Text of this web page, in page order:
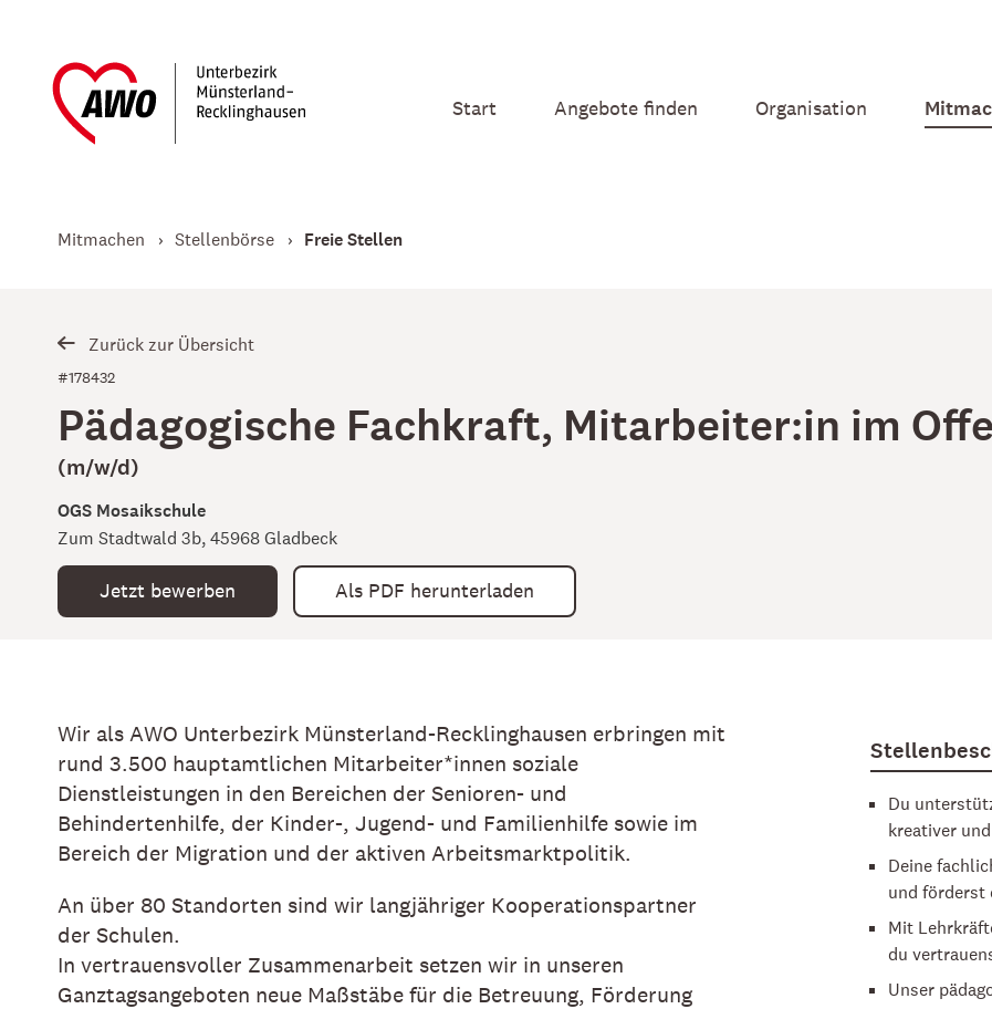
Start Angebote finden Organisation
Mitmachen Stellenbörse Freie Stellen
Zurück zur Übersicht
#178432
Pädagogische Fachkraft, Mitarbeiter:in im
(m/w/d)
OGS Mosaikschule
Zum Stadtwald 3b, 45968 Gladbeck
Jetzt bewerben Als PDF herunterladen
Wir als AWO Unterbezirk Münsterland-Recklinghausen erbringen mit
rund 3.500 hauptamtlichen Mitarbeiter*innen soziale
Dienstleistungen in den Bereichen der Senioren- und
Behindertenhilfe, der Kinder-, Jugend- und Familienhilfe sowie im
Bereich der Migration und der aktiven Arbeitsmarktpolitik.
An über 80 Standorten sind wir langjähriger Kooperationspartner
der Schulen.
In vertrauensvoller Zusammenarbeit setzen wir in unseren
Ganztagsangeboten neue Maßstäbe für die Betreuung, Förderung
Du
kreativer
Deine
und förderst
Mit
du
Unser